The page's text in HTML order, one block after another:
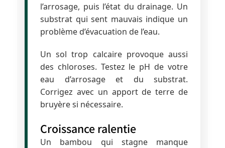
l’arrosage, puis l’état du drainage. Un
substrat qui sent mauvais indique un
problème d’évacuation de l’eau.
Un sol trop calcaire provoque aussi
des chloroses. Testez le pH de votre
eau d’arrosage et du substrat.
Corrigez avec un apport de terre de
bruyère si nécessaire.
Croissance ralentie
Un bambou qui stagne manque